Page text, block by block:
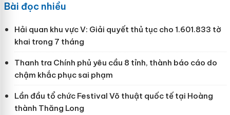
Bài đọc nhiều
Hải quan khu vực V: Giải quyết thủ tục cho 1.601.833 tờ
khai trong 7 tháng
Thanh tra Chính phủ yêu cầu 8 tỉnh, thành báo cáo do
chậm khắc phục sai phạm
Lần đầu tổ chức Festival Võ thuật quốc tế tại Hoàng
thành Thăng Long